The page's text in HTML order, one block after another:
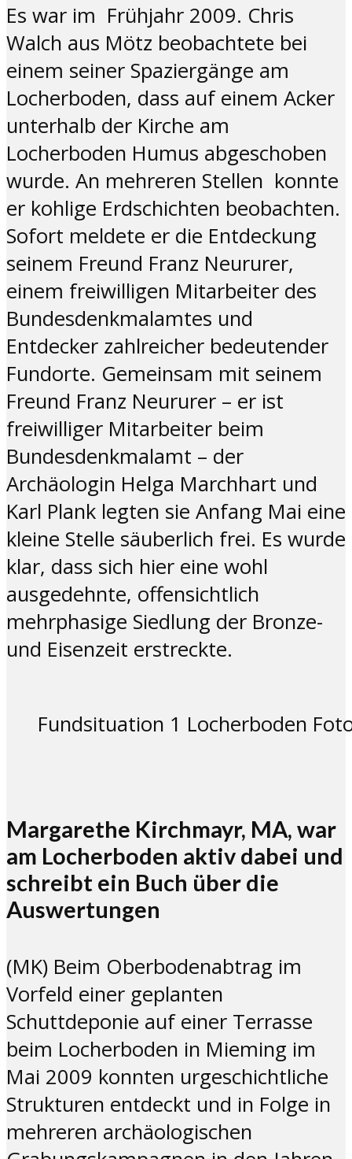
Es war im Frühjahr 2009. Chris
Walch aus Mötz beobachtete bei
einem seiner Spaziergänge am
Locherboden, dass auf einem Acker
unterhalb der Kirche am
Locherboden Humus abgeschoben
wurde. An mehreren Stellen konnte
er kohlige Erdschichten beobachten.
Sofort meldete er die Entdeckung
seinem Freund Franz Neururer,
einem freiwilligen Mitarbeiter des
Bundesdenkmalamtes und
Entdecker zahlreicher bedeutender
Fundorte. Gemeinsam mit seinem
Freund Franz Neururer – er ist
freiwilliger Mitarbeiter beim
Bundesdenkmalamt – der
Archäologin Helga Marchhart und
Karl Plank legten sie Anfang Mai eine
kleine Stelle säuberlich frei. Es wurde
klar, dass sich hier eine wohl
ausgedehnte, offensichtlich
mehrphasige Siedlung der Bronze-
und Eisenzeit erstreckte.
Fundsituation 1 Locherboden
Margarethe Kirchmayr, MA, war
am Locherboden aktiv dabei und
schreibt ein Buch über die
Auswertungen
(MK) Beim Oberbodenabtrag im
Vorfeld einer geplanten
Schuttdeponie auf einer Terrasse
beim Locherboden in Mieming im
Mai 2009 konnten urgeschichtliche
Strukturen entdeckt und in Folge in
mehreren archäologischen